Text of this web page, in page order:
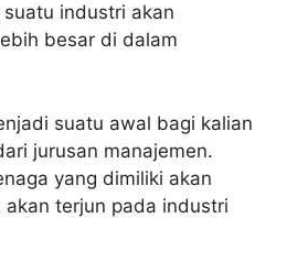
industri akan
besar di dalam
suatu awal bagi kalian
jurusan manajemen.
yang dimiliki akan
terjun pada industri